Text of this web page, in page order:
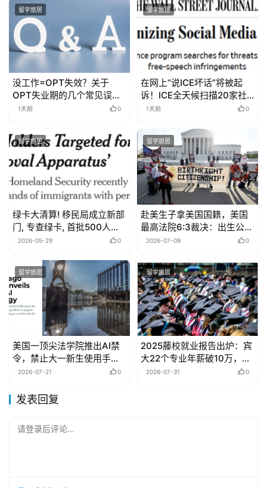
留学旅居
没工作=OPT失效？关于
OPT失业期的几个常见误
解！
1天前 0
留学旅居
在网上“说ICE坏话”将被起
诉！ICE全天候扫描20家社
媒，监控批评者和危及移民
1天前 0
留学旅居
绿卡大清算! 移民局成立新部
门, 专查绿卡, 首批500人等
待复审, 目标至少遣返50人!
2026-05-29 0
留学旅居
赴美生子拿美国国籍，美国
最高法院6:3裁决：出生公民
权继续有效！
2026-07-09 0
留学旅居
美国一顶尖法学院推出AI禁
令，禁止大一新生使用手机
和电脑
2026-07-21 0
留学旅居
2025藤校就业报告出炉：宾
大22个专业年薪破10万，工
科吊打沃顿！
2026-07-31 0
发表回复
请登录后评论...